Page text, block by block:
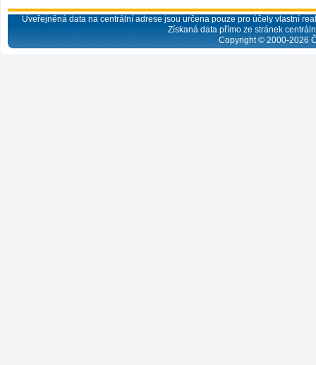
Uveřejněná data na centrální adrese jsou určena pouze pro účely vlastní
Získaná data přímo ze stránek
Copyright © 2000-2026